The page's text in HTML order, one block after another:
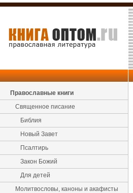
Православные книги
Священное писание
Библия
Новый Завет
Псалтирь
Закон Божий
Для детей
Молитвословы, каноны и акафисты